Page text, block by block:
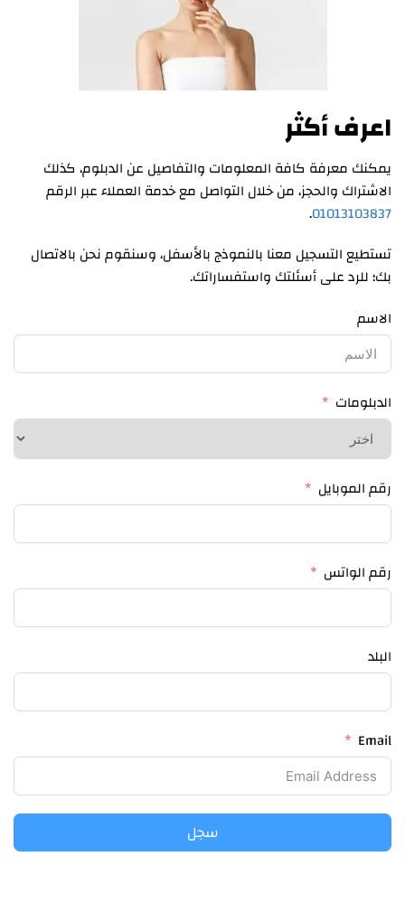
اعرف أكثر
يمكنك معرفة كافة المعلومات والتفاصيل عن الدبلوم، كذلك
الاشتراك والحجز، من خلال التواصل مع خدمة العملاء عبر الرقم
01013103837
.
تستطيع التسجيل معنا بالنموذج بالأسفل، وسنقوم نحن بالاتصال
بك؛ للرد على أسئلتك واستفساراتك.
الاسم
الدبلومات
رقم الموبايل
رقم الواتس
البلد
Email
سجل